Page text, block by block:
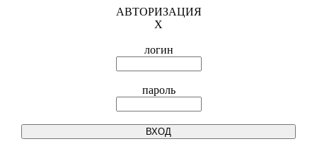
АВТОРИЗАЦИЯ
X
логин
пароль